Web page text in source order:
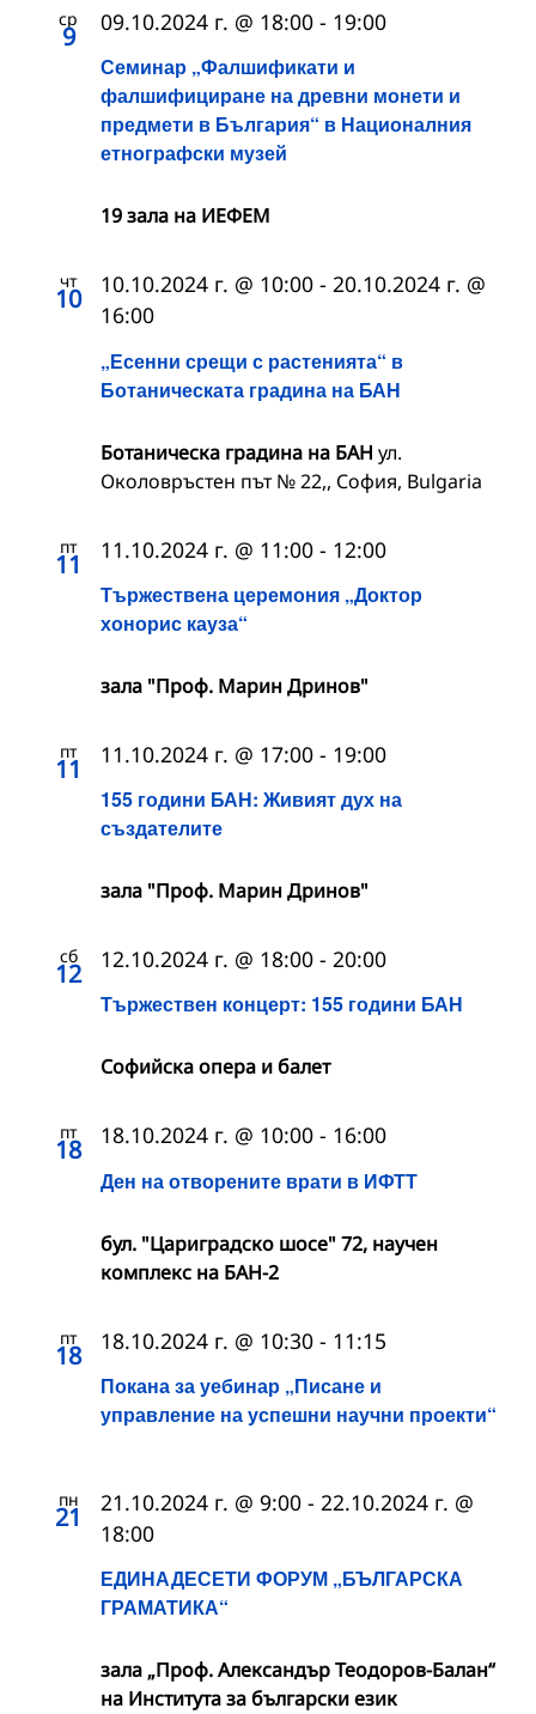
ср
9
Семинар „Фалшификати и
фалшифициране на древни монети и
предмети в България“ в Националния
етнографски музей
09.10.2024 г. @ 18:00 - 19:00
19 зала на ИЕФЕМ
чт
10
„Есенни срещи с растенията“ в
Ботаническата градина на БАН
10.10.2024 г. @ 10:00 - 20.10.2024 г. @
16:00
Ботаническа градина на БАН ул.
Околовръстен път № 22,, София, Bulgaria
пт
11
Тържествена церемония „Доктор
хонорис кауза“
11.10.2024 г. @ 11:00 - 12:00
зала "Проф. Марин Дринов"
пт
11
155 години БАН: Живият дух на
създателите
11.10.2024 г. @ 17:00 - 19:00
зала "Проф. Марин Дринов"
сб
12
Тържествен концерт: 155 години БАН
12.10.2024 г. @ 18:00 - 20:00
Софийска опера и балет
пт
18
Ден на отворените врати в ИФТТ
18.10.2024 г. @ 10:00 - 16:00
бул. "Цариградско шосе" 72, научен
комплекс на БАН-2
пт
18
Покана за уебинар „Писане и
управление на успешни научни проекти“
18.10.2024 г. @ 10:30 - 11:15
пн
21
ЕДИНАДЕСЕТИ ФОРУМ „БЪЛГАРСКА
ГРАМАТИКА“
21.10.2024 г. @ 9:00 - 22.10.2024 г. @
18:00
зала „Проф. Александър Теодоров-Балан“
на Института за български език